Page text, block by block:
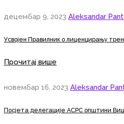
децембар 9, 2023 Aleksandar
Усвојен Правилник о лиценцирању
Прочитај више
новембар 16, 2023 Aleksandar
Посјета делегације АСРС општини